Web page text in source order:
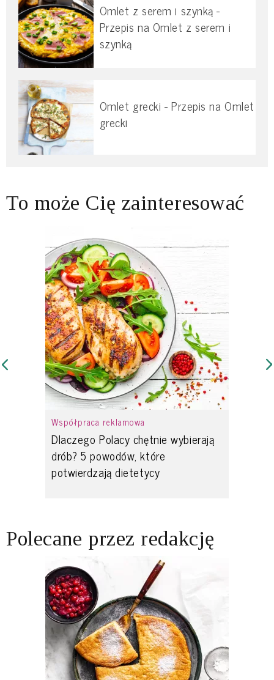
Omlet z serem i szynką -
Przepis na Omlet z serem i
szynką
Omlet grecki - Przepis na Omlet
grecki
To może Cię zainteresować
Współpraca reklamowa
Dlaczego Polacy chętnie wybierają
drób? 5 powodów, które
potwierdzają dietetycy
Polecane przez redakcję